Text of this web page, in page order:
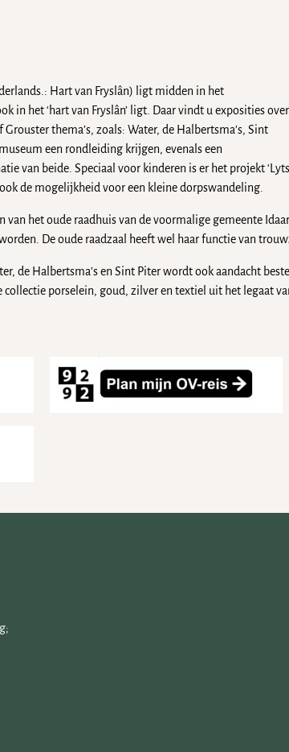
Hart van Fryslân) ligt midden in het
in het ‘hart van Fryslân’ ligt. Daar vindt u exposities over
thema’s, zoals: Water, de Halbertsma’s, Sint
een rondleiding krijgen, evenals een
van beide. Speciaal voor kinderen is er het projekt
de mogelijkheid voor een kleine dorpswandeling.
het oude raadhuis van de voormalige gemeente
De oude raadzaal heeft wel haar functie van
de Halbertsma’s en Sint Piter wordt ook aandacht
porselein, goud, zilver en textiel uit het legaat